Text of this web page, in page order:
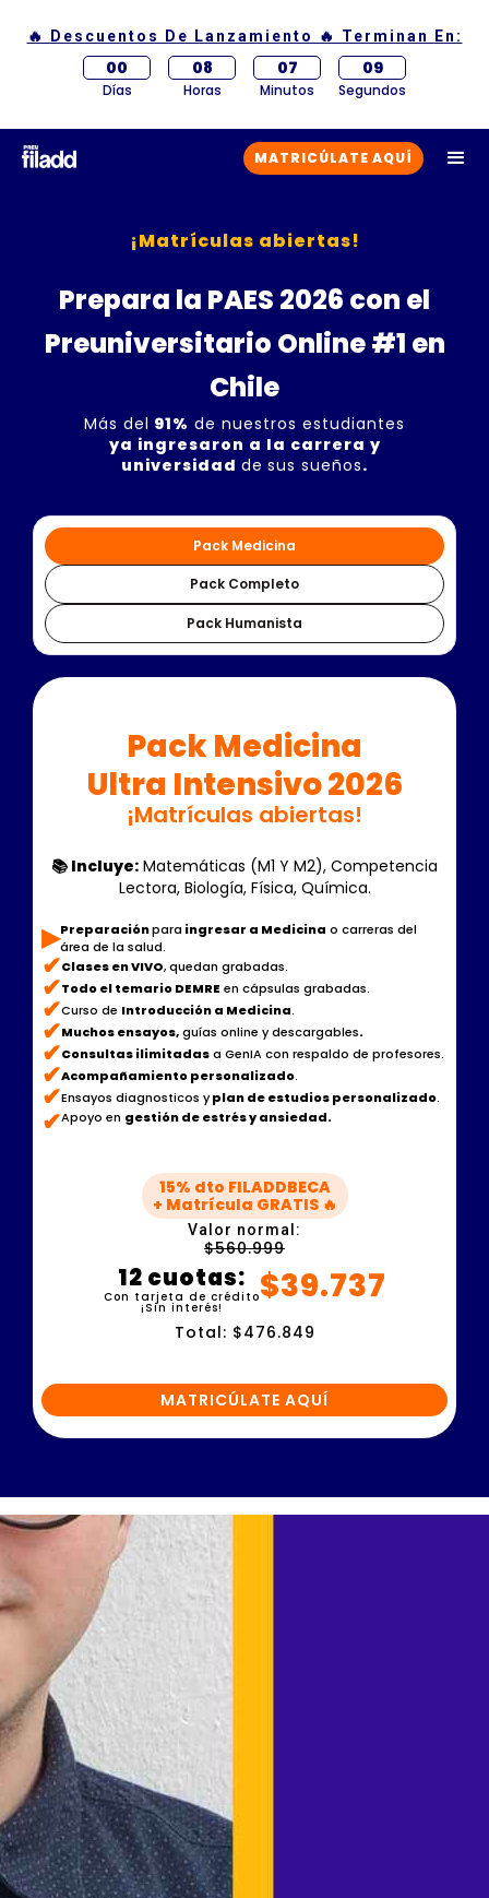
🔥 Descuentos De Lanzamiento 🔥 Terminan En:
00
Días
08
Horas
07
Minutos
08
Segundos
MATRICÚLATE AQUÍ
¡Matrículas abiertas!
Prepara la PAES 2026 con el
Preuniversitario Online #1 en
Chile
Más del 91% de nuestros estudiantes
ya ingresaron a la carrera y
universidad de sus sueños.
Pack Medicina
Pack Completo
Pack Humanista
‍‍Pack Medicina
Ultra Intensivo 2026
¡Matrículas abiertas!
📚 Incluye: Matemáticas (M1 Y M2), Competencia
Lectora, Biología, Física, Química.
▶︎Preparaciónpara ingresar a Medicina o carreras del
área de la salud.
✔Clases en VIVO, quedan grabadas.
✔Todo el temario DEMRE en cápsulas grabadas.
✔Curso de Introducción a Medicina.
✔Muchos ensayos,guías online y descargables.
✔Consultas ilimitadasa GenIA con respaldo de profesores.
✔Acompañamiento personalizado.
✔Ensayos diagnosticos yplan de estudios personalizado.
✔Apoyo en gestión de estrés y ansiedad.
15% dto FILADDBECA
+ Matrícula GRATIS 🔥
Valor normal:
$560.999
12 cuotas:
Con tarjeta de crédito
¡Sin interés!
$39.737
Total: $476.849
MATRICÚLATE AQUÍ